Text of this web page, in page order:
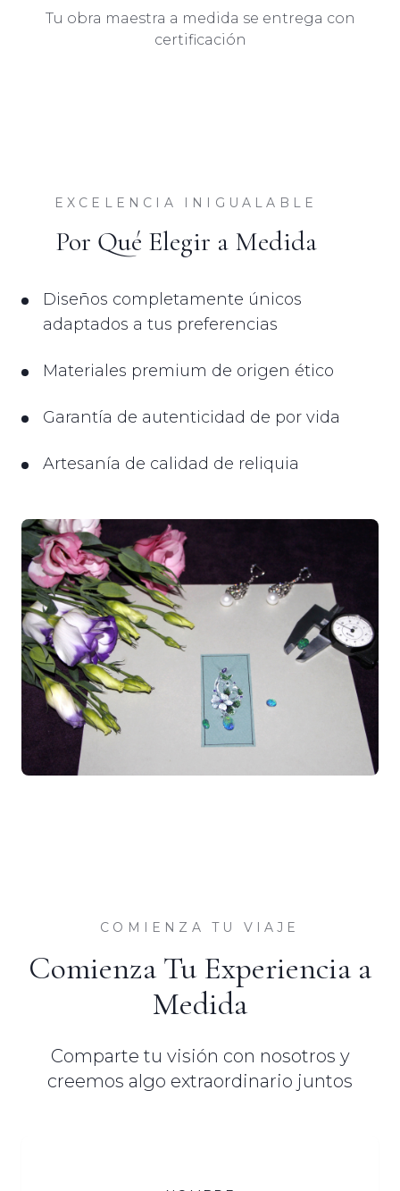
Tu obra maestra a medida se entrega con
certificación
EXCELENCIA INIGUALABLE
Por Qué Elegir a Medida
Diseños completamente únicos
adaptados a tus preferencias
Materiales premium de origen ético
Garantía de autenticidad de por vida
Artesanía de calidad de reliquia
COMIENZA TU VIAJE
Comienza Tu Experiencia a
Medida
Comparte tu visión con nosotros y
creemos algo extraordinario juntos